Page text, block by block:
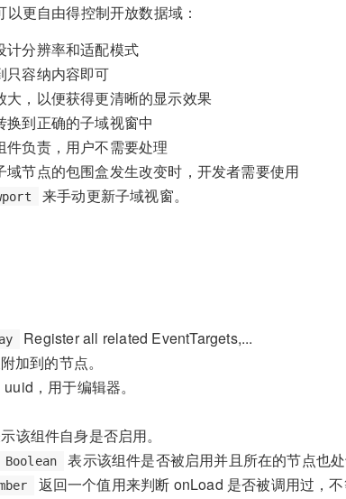
更自由得控制开放数据域：
计分辨率和适配模式
只容纳内容即可
大，以便获得更清晰的显示效果
换到正确的子域视窗中
负责，用户不需要处理
节点的包围盒发生改变时，开发者需要使用
来手动更新子域视窗。
Register all related EventTargets,...
加到的节点。
，用于编辑器。
该组件自身是否启用。
Boolean 表示该组件是否被启用并且所在的节点也处
返回一个值用来判断 onLoad 是否被调用过，